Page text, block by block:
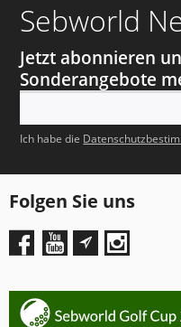
Sebworld
Jetzt abonnieren
Sonderangebote
Ich habe die
Folgen Sie uns